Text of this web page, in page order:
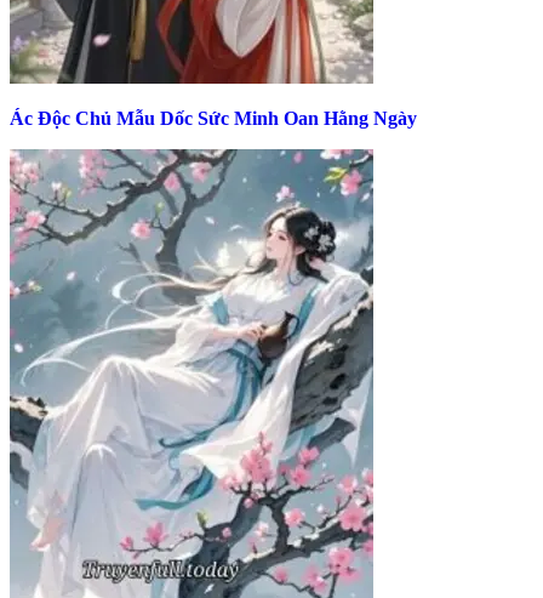
Ác Độc Chủ Mẫu Dốc Sức Minh Oan Hằng Ngày